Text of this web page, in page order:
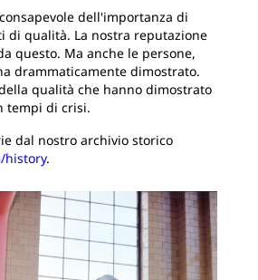
dell'importanza di
di qualità. La nostra reputazione
questo. Ma anche le persone,
drammaticamente dimostrato.
qualità che hanno dimostrato
tempi di crisi.
dal nostro archivio storico
history.